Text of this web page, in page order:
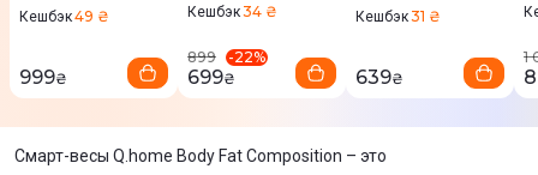
Кешбэк49 ₴
999₴
Кешбэк34 ₴
899 -22%
699₴
Кешбэк31 ₴
639₴
1
Смарт-весы Q.home Body Fat Composition – это